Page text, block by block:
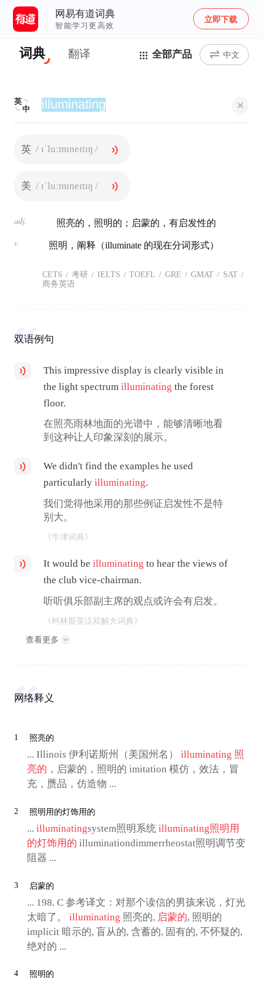
网易有道词典
智能学习更高效
立即下载
词典 翻译 全部产品 中文
英
中
英 / ɪˈluːmɪneɪtɪŋ /
美 / ɪˈluːmɪneɪtɪŋ /
adj. 照亮的，照明的；启蒙的，有启发性的
v. 照明，阐释（illuminate 的现在分词形式）
CET6 / 考研 / IELTS / TOEFL / GRE / GMAT / SAT /
商务英语
双语例句
This impressive display is clearly visible in
the light spectrumilluminating the forest
floor.
在照亮雨林地面的光谱中，能够清晰地看
到这种让人印象深刻的展示。
We didn't find the examples he used
particularlyilluminating.
我们觉得他采用的那些例证启发性不是特
别大。
《牛津词典》
It would beilluminating to hear the views of
the club vice-chairman.
听听俱乐部副主席的观点或许会有启发。
《柯林斯英汉双解大词典》
查看更多
网络释义
1 照亮的
... Illinois 伊利诺斯州（美国州名） illuminating 照
亮的 ，启蒙的，照明的 imitation 模仿，效法，冒
充，赝品，仿造物 ...
2 照明用的灯饰用的
... illuminatingsystem照明系统 illuminating照明用
的灯饰用的 illuminationdimmerrheostat照明调节变
阻器 ...
3 启蒙的
... 198. C 参考译文：对那个读信的男孩来说，灯光
太暗了。 illuminating 照亮的, 启蒙的, 照明的
implicit 暗示的, 盲从的, 含蓄的, 固有的, 不怀疑的,
绝对的 ...
4 照明的